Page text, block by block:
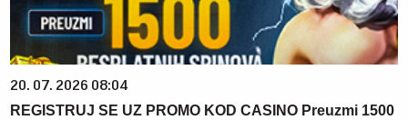
20. 07. 2026 08:04
REGISTRUJ SE UZ PROMO KOD CASINO Preuzmi 1500